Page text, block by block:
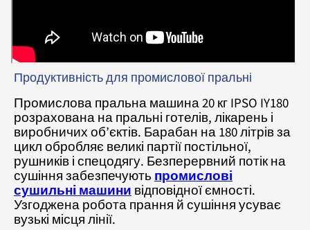
Продуктивність для промислової пральні
Промислова пральна машина 20 кг IPSO IY180
розрахована на пральні готелів, лікарень і
виробничих об’єктів. Барабан на 180 літрів за
цикл обробляє великі партії постільної,
рушників і спецодягу. Безперервний потік на
сушіння забезпечуютьпромислові
сушильні машинивідповідної ємності.
Узгоджена робота прання й сушіння усуває
вузькі місця лінії.